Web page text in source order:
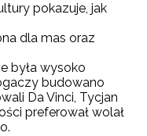
pokazuje, jak
dla mas oraz
była wysoko
budowano
Da Vinci, Tycjan
preferował wolał